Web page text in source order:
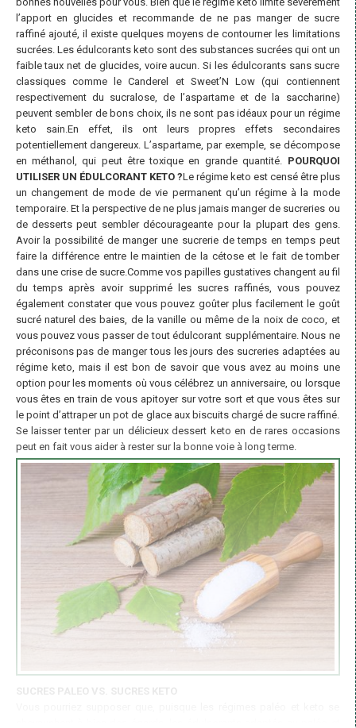
l’apport en glucides et recommande de ne pas manger de sucre
raffiné ajouté, il existe quelques moyens de contourner les limitations
sucrées. Les édulcorants keto sont des substances sucrées qui ont un
faible taux net de glucides, voire aucun. Si les édulcorants sans sucre
classiques comme le Canderel et Sweet’N Low (qui contiennent
respectivement du sucralose, de l’aspartame et de la saccharine)
peuvent sembler de bons choix, ils ne sont pas idéaux pour un régime
keto sain.En effet, ils ont leurs propres effets secondaires
potentiellement dangereux. L’aspartame, par exemple, se décompose
en méthanol, qui peut être toxique en grande quantité. POURQUOI
UTILISER UN ÉDULCORANT KETO ?Le régime keto est censé être plus
un changement de mode de vie permanent qu’un régime à la mode
temporaire. Et la perspective de ne plus jamais manger de sucreries ou
de desserts peut sembler décourageante pour la plupart des gens.
Avoir la possibilité de manger une sucrerie de temps en temps peut
faire la différence entre le maintien de la cétose et le fait de tomber
dans une crise de sucre.Comme vos papilles gustatives changent au fil
du temps après avoir supprimé les sucres raffinés, vous pouvez
également constater que vous pouvez goûter plus facilement le goût
sucré naturel des baies, de la vanille ou même de la noix de coco, et
vous pouvez vous passer de tout édulcorant supplémentaire. Nous ne
préconisons pas de manger tous les jours des sucreries adaptées au
régime keto, mais il est bon de savoir que vous avez au moins une
option pour les moments où vous célébrez un anniversaire, ou lorsque
vous êtes en train de vous apitoyer sur votre sort et que vous êtes sur
le point d’attraper un pot de glace aux biscuits chargé de sucre raffiné.
Se laisser tenter par un délicieux dessert keto en de rares occasions
peut en fait vous aider à rester sur la bonne voie à long terme.
SUCRES PALEO VS. SUCRES KETO